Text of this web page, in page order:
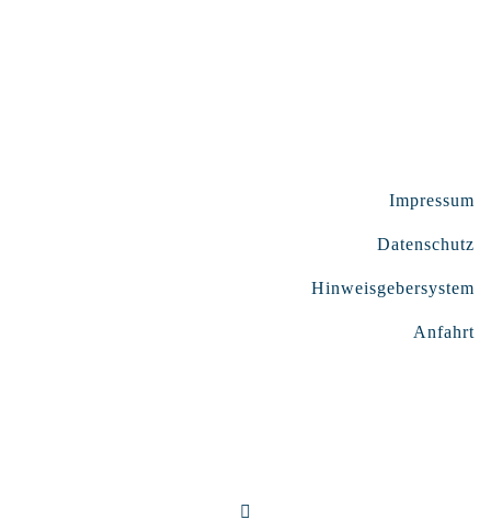
Impressum
Datenschutz
Hinweisgebersystem
Anfahrt